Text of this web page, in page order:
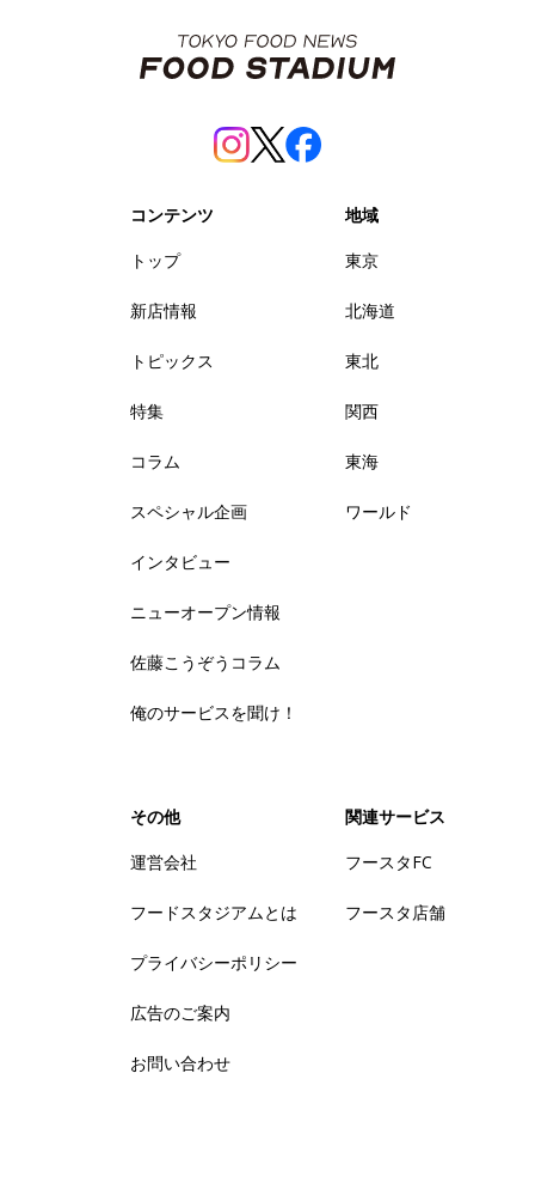
コンテンツ
トップ
新店情報
トピックス
特集
コラム
スペシャル企画
インタビュー
ニューオープン情報
佐藤こうぞうコラム
俺のサービスを聞け！
地域
東京
北海道
東北
関西
東海
ワールド
その他
運営会社
フードスタジアムとは
プライバシーポリシー
広告のご案内
お問い合わせ
関連サービス
フースタFC
フースタ店舗